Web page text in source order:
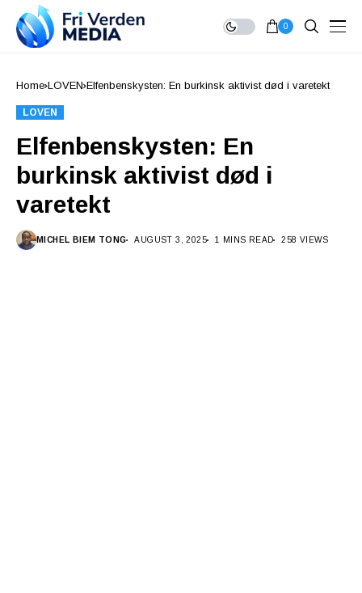
0
Home LOVEN Elfenbenskysten: En burkinsk aktivist død i varetekt
LOVEN
Elfenbenskysten: En
burkinsk aktivist død i
varetekt
MICHEL BIEM TONG AUGUST 3, 2025 1 MINS READ 258 VIEWS